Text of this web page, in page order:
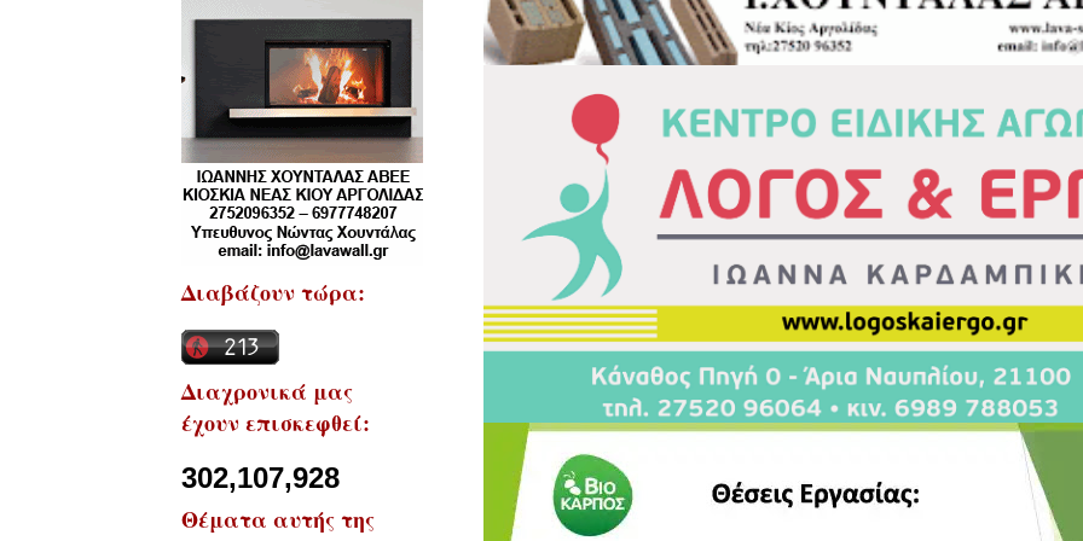
Διαβάζουν τώρα:
Διαχρονικά μας
έχουν επισκεφθεί:
302,107,928
Θέματα αυτής της